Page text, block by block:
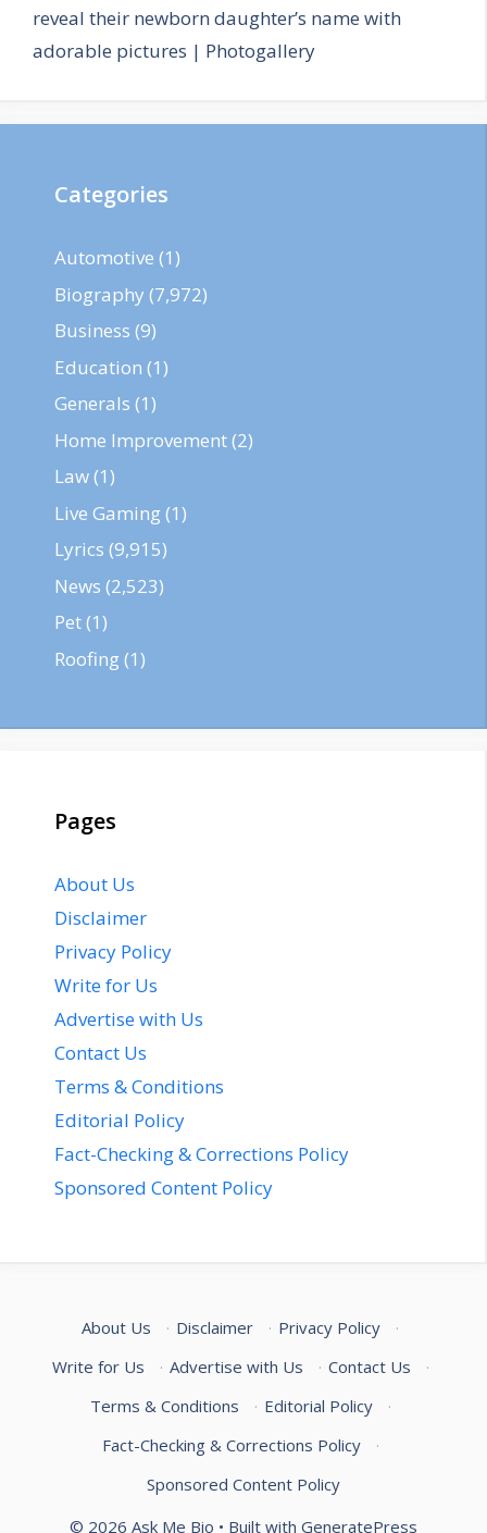
reveal their newborn daughter’s name with
adorable pictures | Photogallery
Categories
Automotive (1)
Biography (7,972)
Business (9)
Education (1)
Generals (1)
Home Improvement(2)
Law(1)
Live Gaming(1)
Lyrics (9,915)
News (2,523)
Pet(1)
Roofing(1)
Pages
About Us
Disclaimer
Privacy Policy
Write for Us
Advertise with Us
Contact Us
Terms & Conditions
Editorial Policy
Fact-Checking & Corrections Policy
Sponsored Content Policy
About Us · Disclaimer · Privacy Policy
·
Write for Us
· Advertise with Us · Contact Us
·
Terms & Conditions
· Editorial Policy
·
Fact-Checking & Corrections Policy
·
Sponsored Content Policy
© 2026 Ask Me Bio • Built with GeneratePress